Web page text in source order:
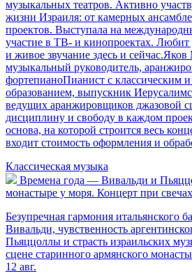
музыкальных театров. Активно
жизни Израиля: от камерных
проектов. Выступала на
участие в ТВ- и кинопроектах.
и живое звучание здесь и
музыкальный руководитель,
фортепианоПианист с классическим
образованием, выпускник
ведущих аранжировщиков джазовой
дисциплину и свободу в каждом
основа, на которой строится весь
входит стоимость оформления и
Классическая музыка
Времена года — Вивальди и
монастыре у моря. Концерт при свечах
Безупречная гармония итальянского
Вивальди, чувственность
Пьяццоллы и страсть израильских
сцене старинного армянского
12 авг.